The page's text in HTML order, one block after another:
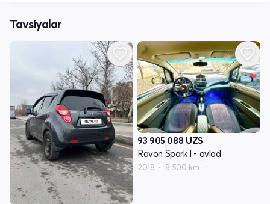
Tavsiyalar
93 905 088 UZS
Ravon Spark I - avlod
2018 8 500 km